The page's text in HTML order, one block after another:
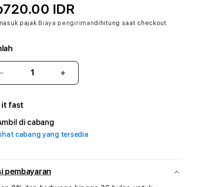
IDR
pajak Biaya pengirimandihitung saat checkout
Kurangi
jumlah
BERUANG77
#1
ASTP
AGR
Rekayasa
Tambah
jumlah
ASTP
AGR
it fast
di cabang
cabang yang tersedia
pembayaran